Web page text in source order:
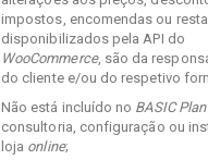
impostos, encomendas ou
disponibilizados pela API do
WooCommerce, são da
do cliente e/ou do respetivo
Não está incluído no BASIC Plan
consultoria, configuração ou
loja online;